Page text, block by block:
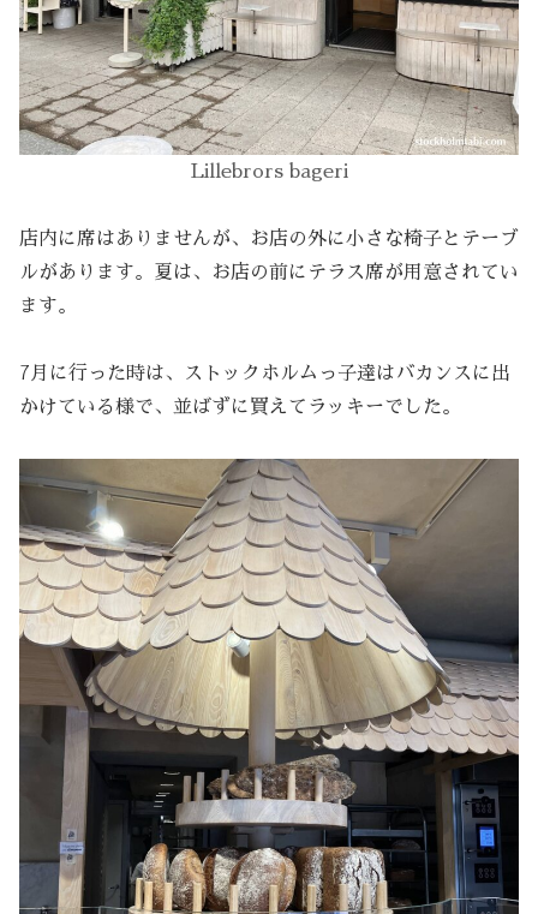
Lillebrors bageri
店内に席はありませんが、お店の外に小さな椅子とテーブ
ルがあります。夏は、お店の前にテラス席が用意されてい
ます。
7月に行った時は、ストックホルムっ子達はバカンスに出
かけている様で、並ばずに買えてラッキーでした。